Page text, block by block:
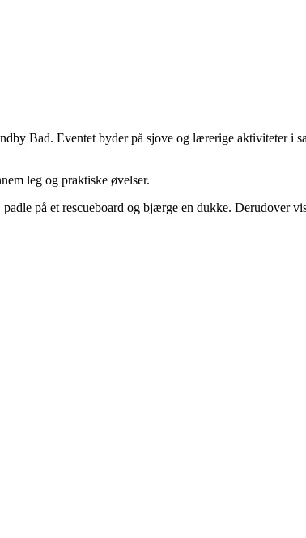
Bad. Eventet byder på sjove og lærerige aktiviteter i
leg og praktiske øvelser.
på et rescueboard og bjærge en dukke. Derudover